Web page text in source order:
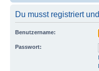
Du musst registriert
Benutzername:
Passwort: